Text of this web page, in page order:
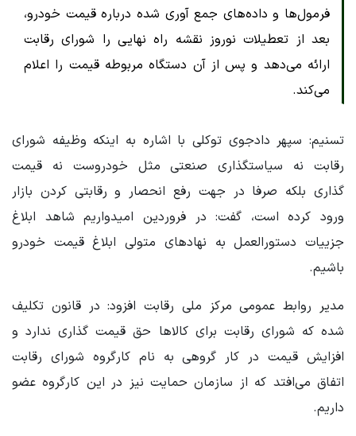
فرمول‌ها و داده‌های جمع آوری شده درباره قیمت خودرو،
بعد از تعطیلات نوروز نقشه راه نهایی را شورای رقابت
ارائه می‌دهد و پس از آن دستگاه مربوطه قیمت را اعلام
می‌کند.
تسنیم: سپهر دادجوی توکلی با اشاره به اینکه وظیفه شورای
رقابت نه سیاستگذاری صنعتی مثل خودروست نه قیمت
گذاری بلکه صرفا در جهت رفع انحصار و رقابتی کردن بازار
ورود کرده است، گفت: در فروردین امیدواریم شاهد ابلاغ
جزییات دستورالعمل به نهادهای متولی ابلاغ قیمت خودرو
باشیم.
مدیر روابط عمومی مرکز ملی رقابت افزود: در قانون تکلیف
شده که شورای رقابت برای کالاها حق قیمت گذاری ندارد و
افزایش قیمت در کار گروهی به نام کارگروه شورای رقابت
اتفاق می‌افتد که از سازمان حمایت نیز در این کارگروه عضو
داریم.